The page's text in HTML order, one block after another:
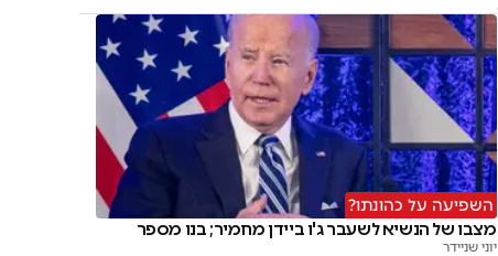
השפיעה על כהונתו?
מצבו של הנשיא לשעבר ג'ו ביידן מחמיר; בנו מספר
יוני שניידר